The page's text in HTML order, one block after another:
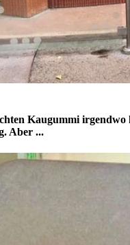
Kaugummi irgendwo
Aber ...